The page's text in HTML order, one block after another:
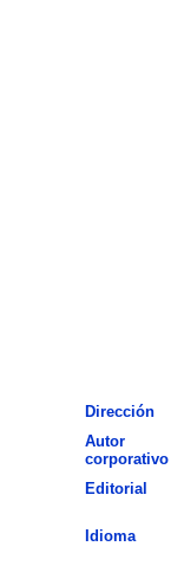
Dirección
Autor
corporativo
Editorial
Idioma